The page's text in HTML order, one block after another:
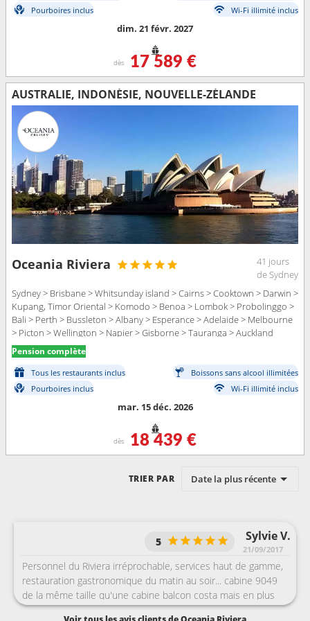
Pourboires inclus Wi-Fi illimité inclus
dim. 21 févr. 2027
dès 17 589 €
AUSTRALIE, INDONÉSIE, NOUVELLE-ZÉLANDE
Oceania Riviera
41 jours
de Sydney
Sydney > Brisbane > Whitsunday island > Cairns > Cooktown > Darwin >
Kupang, Timor Oriental > Komodo > Benoa > Lombok > Probolinggo >
Bali > Perth > Bussleton > Albany > Esperance > Adelaide > Melbourne
> Picton > Wellington > Napier > Gisborne > Tauranga > Auckland
Pension complète
Tous les restaurants inclus
Boissons sans alcool illimitées
Pourboires inclus
Wi-Fi illimité inclus
mar. 15 déc. 2026
dès 18 439 €
TRIER PAR Date la plus récente
Sylvie V.
21/09/2017
5
Personnel du Riviera irréprochable, services haut de gamme,
restauration gastronomique du matin au soir... cabine 9049
de la même taille qu'une cabine balcon costa mais en plus
jolie ! literie confortable, hygiène omniprésente. Une